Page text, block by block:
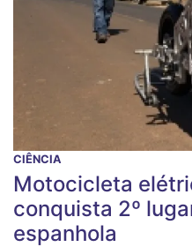
CIÊNCIA
Motocicleta
conquista 2º
espanhola